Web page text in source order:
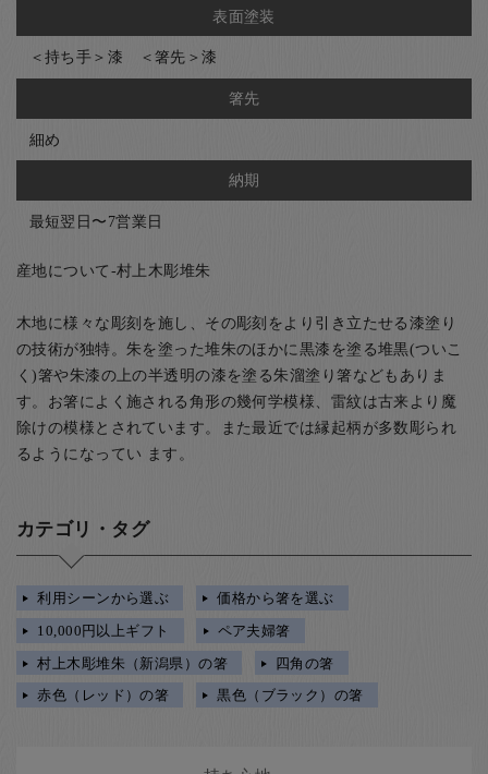
表面塗装
＜持ち手＞漆 ＜箸先＞漆
箸先
細め
納期
最短翌日〜7営業日
産地について-村上木彫堆朱
木地に様々な彫刻を施し、その彫刻をより引き立たせる漆塗り
の技術が独特。朱を塗った堆朱のほかに黒漆を塗る堆黒(ついこ
く)箸や朱漆の上の半透明の漆を塗る朱溜塗り箸などもありま
す。お箸によく施される角形の幾何学模様、雷紋は古来より魔
除けの模様とされています。また最近では縁起柄が多数彫られ
るようになってい ます。
カテゴリ・タグ
利用シーンから選ぶ
価格から箸を選ぶ
10,000円以上ギフト
ペア夫婦箸
村上木彫堆朱（新潟県）の箸
四角の箸
赤色（レッド）の箸
黒色（ブラック）の箸